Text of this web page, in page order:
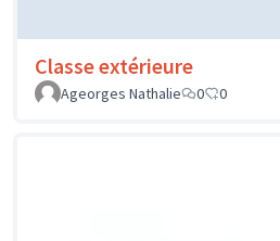
Classe extérieure
Ageorges Nathalie
0 0